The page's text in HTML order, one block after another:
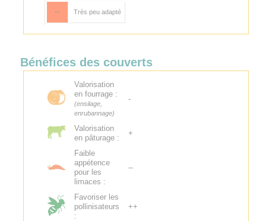
-- Très peu adapté
Bénéfices des couverts
Valorisation
en fourrage :
(ensilage,
enrubannage)
-
Valorisation
en pâturage :
+
Faible
appétence
pour les
limaces :
--
Favoriser les
pollinisateurs
:
++